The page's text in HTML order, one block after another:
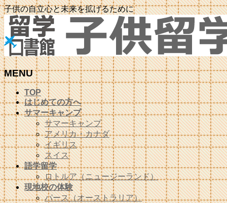
子供の自立心と未来を拡げるために
MENU
メ
ニ
ュ
ー
を
飛
ば
す
TOP
はじめての方へ
サマーキャンプ
サマーキャンプ
アメリカ・カナダ
イギリス
スイス
語学留学
ロトルア（ニュージーランド）
現地校の体験
パース（オーストラリア）